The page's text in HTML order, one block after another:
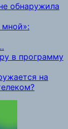
обнаружила
мной»:
в программу
на